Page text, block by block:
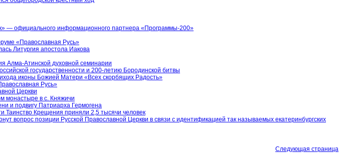
— официального информационного партнера «Программы-200»
«Православная Русь»
Литургия апостола Иакова
Алма-Атинской духовной семинарии
государственности и 200-летию Бородинской битвы
иконы Божией Матери «Всех скорбящих Радость»
Русь»
Церкви
монастыре в с. Княжичи
и подвигу Патриарха Гермогена
Таинство Крещения приняли 2,5 тысячи человек
вопрос позиции Русской Православной Церкви в связи с идентификацией так называемых екатеринбургских
Следующая страница